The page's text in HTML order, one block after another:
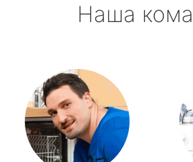
Наша